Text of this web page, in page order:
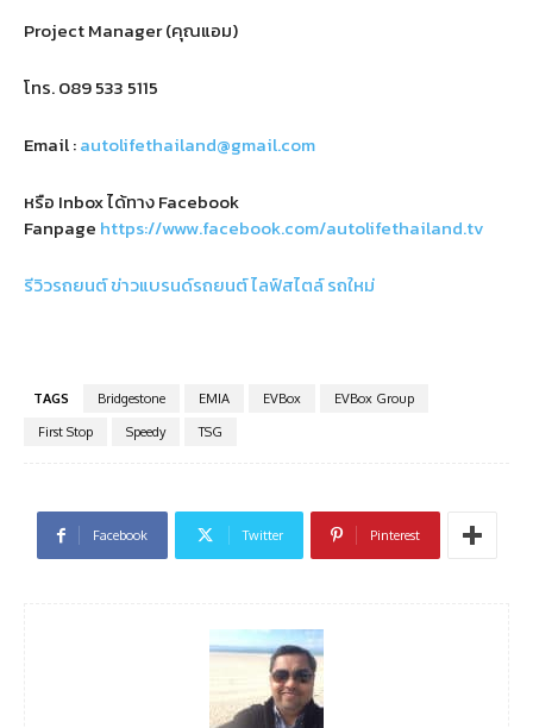
Project Manager (คุณแอม)
โทร.089 533 5115
Email :autolifethailand@gmail.com
หรือ Inbox ได้ทาง Facebook
Fanpage https://www.facebook.com/autolifethailand.tv
รีวิวรถยนต์ข่าวแบรนด์รถยนต์ไลฟ์สไตล์รถใหม่
TAGS Bridgestone EMIA EVBox
EVBox Group
First Stop
Speedy TSG
Facebook Twitter Pinterest